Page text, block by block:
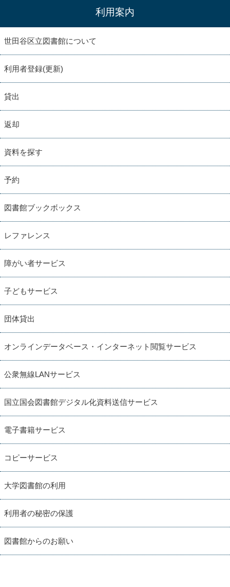
利用案内
世田谷区立図書館について
利用者登録(更新)
貸出
返却
資料を探す
予約
図書館ブックボックス
レファレンス
障がい者サービス
子どもサービス
団体貸出
オンラインデータベース・インターネット閲覧サービス
公衆無線LANサービス
国立国会図書館デジタル化資料送信サービス
電子書籍サービス
コピーサービス
大学図書館の利用
利用者の秘密の保護
図書館からのお願い